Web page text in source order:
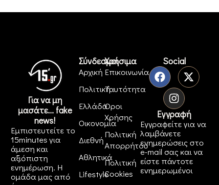
Για να μη
μασάτε... fake
news!
Εμπιστευτείτε το
15minutes για
άμεση και
αξιόπιστη
ενημέρωση. Η
ομάδα μας από
Σύνδεσμοι
Αρχική
Πολιτική
Ελλάδα
Οικονομία
Διεθνή
Αθλητικά
Lifestyle
Χρήσιμα
Επικοινωνία
Ταυτότητα
Όροι
Χρήσης
Πολιτική
Απορρήτου
Πολιτική
Cookies
Social
Εγγραφή
Εγγραφείτε για να
λαμβάνετε
ενημερώσεις στο
e-mail σας και να
είστε πάντοτε
ενημερωμένοι